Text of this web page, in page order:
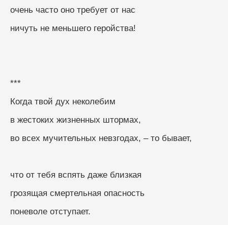
очень часто оно требует от нас
ничуть не меньшего геройства!
***
Когда твой дух неколебим
в жестоких жизненных штормах,
во всех мучительных невзгодах, – то бывает,
что от тебя вспять даже близкая
грозящая смертельная опасность
поневоле отступает.